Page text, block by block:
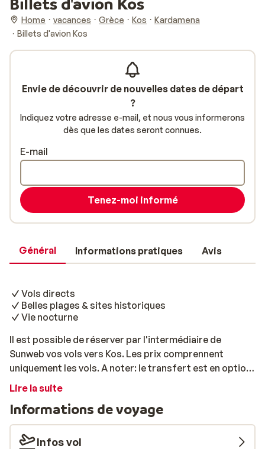
Home vacances Grèce Kos
Kardamena
Billets d'avion Kos
Général Informations pratiques Avis
Vols directs
Belles plages & sites historiques
Vie nocturne
Il est possible de réserver par l'intermédiaire de
Sunweb vos vols vers Kos. Les prix comprennent
uniquement les vols. A noter: le transfert est en option.
Vous devez toujours confirmer votre vol de retour
confirmation est très importante car elle permet de
vous prévenir en cas de modification d'horaire. Vous
recevez vos billets une semaine avant le départ.
Lire la suite
Informations de voyage
Infos vol
Envie de découvrir de nouvelles dates de départ
?
Indiquez votre adresse e-mail, et nous vous informerons
dès que les dates seront connues.
E-mail
Tenez-moi informé